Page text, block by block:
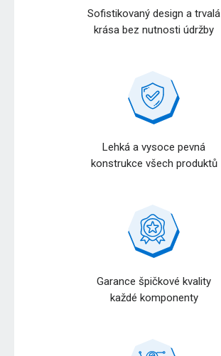
Sofistikovaný design a trvalá
krása bez nutnosti údržby
Lehká a vysoce pevná
konstrukce všech produktů
Garance špičkové kvality
každé komponenty